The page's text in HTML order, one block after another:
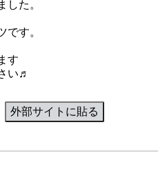
した。
す。
す
い♬
外部サイトに貼る